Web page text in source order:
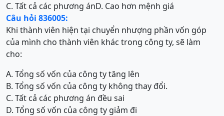
C. Tất cả các phương ánD. Cao hơn mệnh giá
Câu hỏi 836005:
Khi thành viên hiện tại chuyển nhượng phần vốn góp
của mình cho thành viên khác trong công ty, sẽ làm
cho:
A. Tổng số vốn của công ty tăng lên
B. Tổng số vốn của công ty không thay đổi.
C. Tất cả các phương án đều sai
D. Tổng số vốn của công ty giảm đi